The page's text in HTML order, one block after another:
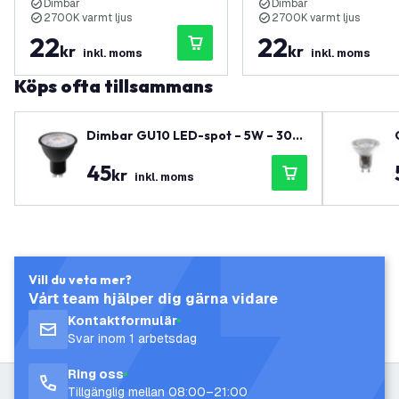
Dimbar
2700K varmt ljus
22kr inkl. moms
Dimbar
2700K varmt ljus
22kr inkl. moms
Köps ofta tillsammans
Dimbar GU10 LED-spot – 5W – 300
45kr inkl. moms
Vill du veta mer?
Vårt team hjälper dig gärna vidare
Kontaktformulär
Svar inom 1 arbetsdag
Ring oss
Tillgänglig mellan 08:00–21:00